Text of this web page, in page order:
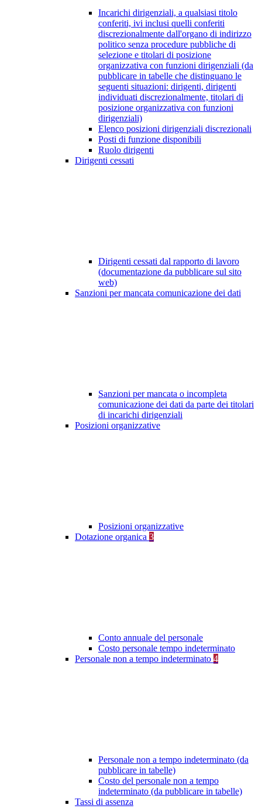
Incarichi dirigenziali, a qualsiasi titolo
conferiti, ivi inclusi quelli conferiti
discrezionalmente dall'organo di indirizzo
politico senza procedure pubbliche di
selezione e titolari di posizione
organizzativa con funzioni dirigenziali (da
pubblicare in tabelle che distinguano le
seguenti situazioni: dirigenti, dirigenti
individuati discrezionalmente, titolari di
posizione organizzativa con funzioni
dirigenziali)
Elenco posizioni dirigenziali discrezionali
Posti di funzione disponibili
Ruolo dirigenti
Dirigenti cessati
Dirigenti cessati dal rapporto di lavoro
(documentazione da pubblicare sul sito
web)
Sanzioni per mancata comunicazione dei dati
Sanzioni per mancata o incompleta
comunicazione dei dati da parte dei titolari
di incarichi dirigenziali
Posizioni organizzative
Posizioni organizzative
Dotazione organica 3
Conto annuale del personale
Costo personale tempo indeterminato
Personale non a tempo indeterminato 4
Personale non a tempo indeterminato (da
pubblicare in tabelle)
Costo del personale non a tempo
indeterminato (da pubblicare in tabelle)
Tassi di assenza